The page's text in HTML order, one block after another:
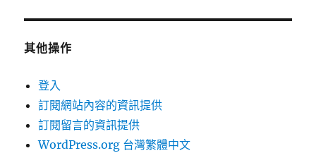
其他操作
登入
訂閱網站內容的資訊提供
訂閱留言的資訊提供
WordPress.org 台灣繁體中文